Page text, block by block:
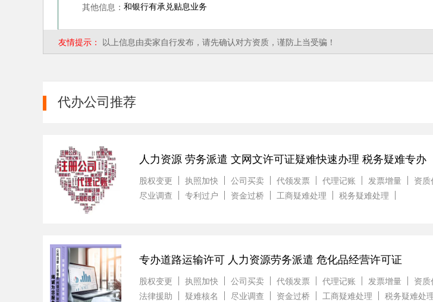
其他信息： 和银行有承兑贴息业务
友情提示： 以上信息由卖家自行发布，请先确认对方资质，谨防上当受骗！
代办公司推荐
人力资源 劳务派遣 文网文许可证疑难快速办理 税务疑难专办
股权变更 执照加快 公司买卖 代领发票 代理记账 发票增量 资
尽业调查
专利过户 资金过桥 工商疑难处理 税务疑难处理
专办道路运输许可 人力资源劳务派遣 危化品经营许可证
股权变更 执照加快 公司买卖 代领发票 代理记账 发票增量 资
法律援助
疑难核名 尽业调查 资金过桥 工商疑难处理 税务疑难处